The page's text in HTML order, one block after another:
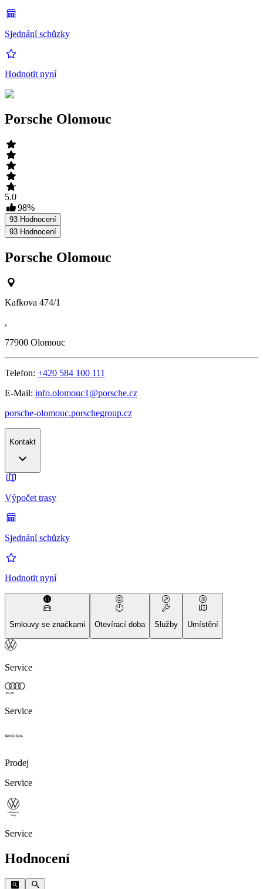
Sjednání schůzky
Hodnotit nyní
Porsche Olomouc
5.0
98%
93 Hodnocení
93 Hodnocení
Porsche Olomouc
Kafkova 474/1
,
77900 Olomouc
Telefon: +420 584 100 111
E-Mail: info.olomouc1@porsche.cz
porsche-olomouc.porschegroup.cz
Kontakt
Výpočet trasy
Sjednání schůzky
Hodnotit nyní
Smlouvy se značkami Otevírací doba Služby Umístění
Service
Service
Prodej
Service
Service
Hodnocení